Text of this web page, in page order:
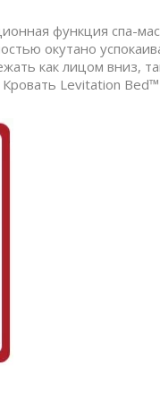
функция спа-
окутано
как лицом вниз,
Levitation